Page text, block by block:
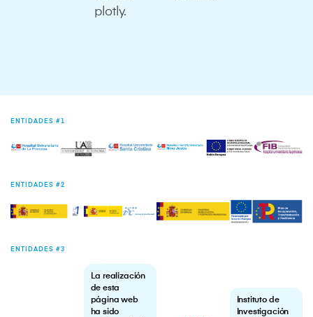
plotly.
ENTIDADES #1
ENTIDADES #2
ENTIDADES #3
La realización
de esta
página web
ha sido
Instituto de
Investigación